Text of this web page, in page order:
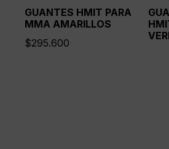
GUANTES HMIT PARA
MMA AMARILLOS
$295.600